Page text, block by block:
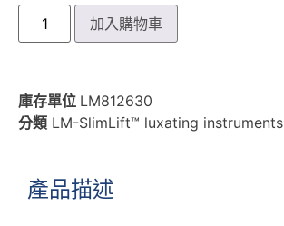
加入購物車
庫存單位 LM812630
分類 LM-SlimLift™ luxating instruments
產品描述